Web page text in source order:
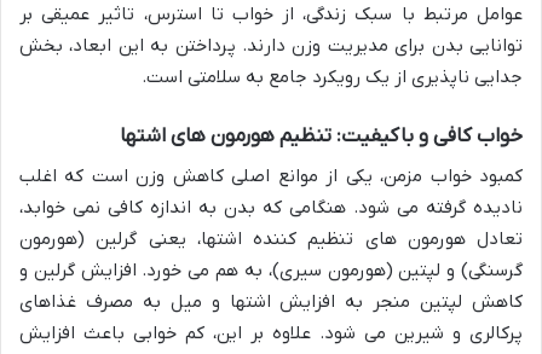
عوامل مرتبط با سبک زندگی، از خواب تا استرس، تاثیر عمیقی بر
توانایی بدن برای مدیریت وزن دارند. پرداختن به این ابعاد، بخش
جدایی ناپذیری از یک رویکرد جامع به سلامتی است.
خواب کافی و باکیفیت: تنظیم هورمون های اشتها
کمبود خواب مزمن، یکی از موانع اصلی کاهش وزن است که اغلب
نادیده گرفته می شود. هنگامی که بدن به اندازه کافی نمی خوابد،
تعادل هورمون های تنظیم کننده اشتها، یعنی گرلین (هورمون
گرسنگی) و لپتین (هورمون سیری)، به هم می خورد. افزایش گرلین و
کاهش لپتین منجر به افزایش اشتها و میل به مصرف غذاهای
پرکالری و شیرین می شود. علاوه بر این، کم خوابی باعث افزایش